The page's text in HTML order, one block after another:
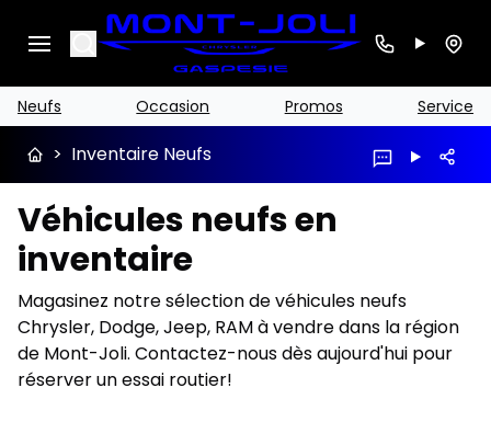
Search
Neufs Occasion Promos Service
> Inventaire Neufs
Véhicules neufs en
inventaire
Magasinez notre sélection de véhicules neufs
Chrysler, Dodge, Jeep, RAM à vendre dans la région
de Mont-Joli. Contactez-nous dès aujourd'hui pour
réserver un essai routier!